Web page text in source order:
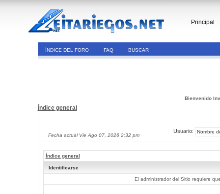
Principal
ÍNDICE DEL FORO FAQ BUSCAR
Bienvenido
Índice general
Fecha actual Vie Ago 07, 2026 2:32 pm
Usuario:
Índice general
Identificarse
El administrador del Sitio requiere